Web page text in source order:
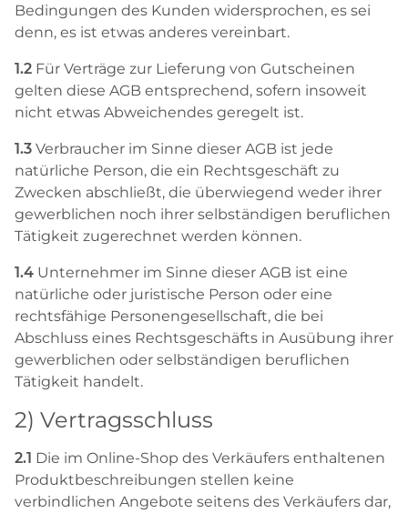
Bedingungen des Kunden widersprochen, es sei
denn, es ist etwas anderes vereinbart.
1.2 Für Verträge zur Lieferung von Gutscheinen
gelten diese AGB entsprechend, sofern insoweit
nicht etwas Abweichendes geregelt ist.
1.3 Verbraucher im Sinne dieser AGB ist jede
natürliche Person, die ein Rechtsgeschäft zu
Zwecken abschließt, die überwiegend weder ihrer
gewerblichen noch ihrer selbständigen beruflichen
Tätigkeit zugerechnet werden können.
1.4 Unternehmer im Sinne dieser AGB ist eine
natürliche oder juristische Person oder eine
rechtsfähige Personengesellschaft, die bei
Abschluss eines Rechtsgeschäfts in Ausübung ihrer
gewerblichen oder selbständigen beruflichen
Tätigkeit handelt.
2) Vertragsschluss
2.1 Die im Online-Shop des Verkäufers enthaltenen
Produktbeschreibungen stellen keine
verbindlichen Angebote seitens des Verkäufers dar,